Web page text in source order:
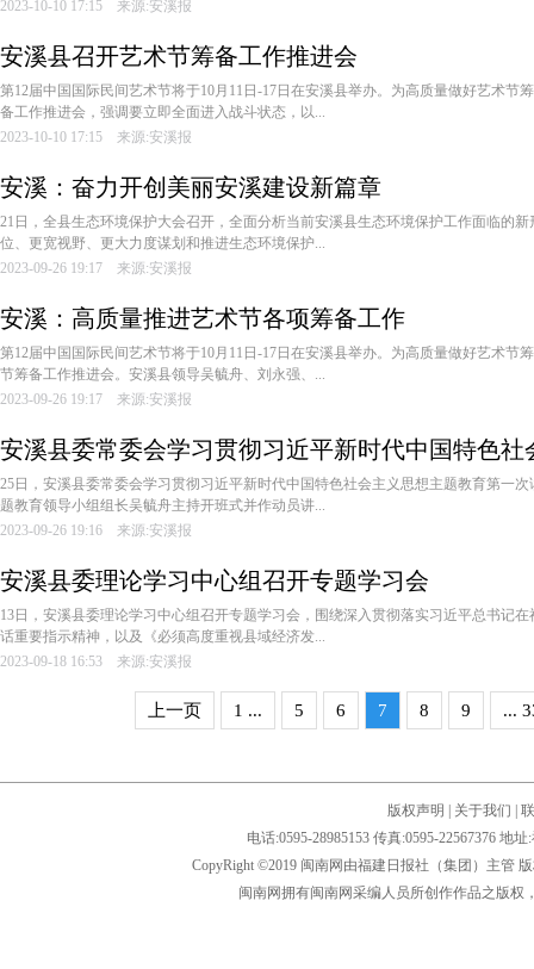
2023-10-10 17:15 来源:安溪报
安溪县召开艺术节筹备工作推进会
第12届中国国际民间艺术节将于10月11日-17日在安溪县举办。为高质量做好艺术节
备工作推进会，强调要立即全面进入战斗状态，以...
2023-10-10 17:15 来源:安溪报
安溪：奋力开创美丽安溪建设新篇章
21日，全县生态环境保护大会召开，全面分析当前安溪县生态环境保护工作面临的
位、更宽视野、更大力度谋划和推进生态环境保护...
2023-09-26 19:17 来源:安溪报
安溪：高质量推进艺术节各项筹备工作
第12届中国国际民间艺术节将于10月11日-17日在安溪县举办。为高质量做好艺术节
节筹备工作推进会。安溪县领导吴毓舟、刘永强、...
2023-09-26 19:17 来源:安溪报
安溪县委常委会学习贯彻习近平新时代中国特色
一次读书班开班
25日，安溪县委常委会学习贯彻习近平新时代中国特色社会主义思想主题教育第一
题教育领导小组组长吴毓舟主持开班式并作动员讲...
2023-09-26 19:16 来源:安溪报
安溪县委理论学习中心组召开专题学习会
13日，安溪县委理论学习中心组召开专题学习会，围绕深入贯彻落实习近平总书记
话重要指示精神，以及《必须高度重视县域经济发...
2023-09-18 16:53 来源:安溪报
上一页 1 ... 5 6 7 8 9 ...
版权声明 关于我们
电话:0595-28985153 传真:0595-22567376 地
CopyRight ©2019 闽南网由福建日报社（集团）主管
闽南网拥有闽南网采编人员所创作作品之版